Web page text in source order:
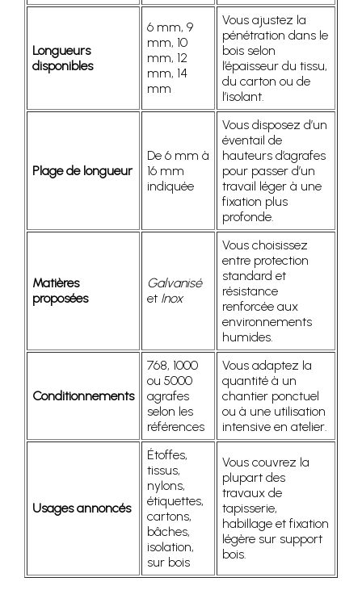
Longueurs
disponibles
6 mm, 9
mm, 10
mm, 12
mm, 14
mm
Vous ajustez la
pénétration dans le
bois selon
l’épaisseur du tissu,
du carton ou de
l’isolant.
Plage de longueur
De 6 mm à
16 mm
indiquée
Vous disposez d’un
éventail de
hauteurs d’agrafes
pour passer d’un
travail léger à une
fixation plus
profonde.
Matières
proposées
Galvanisé
et Inox
Vous choisissez
entre protection
standard et
résistance
renforcée aux
environnements
humides.
Conditionnements
768, 1000
ou 5000
agrafes
selon les
références
Vous adaptez la
quantité à un
chantier ponctuel
ou à une utilisation
intensive en atelier.
Usages annoncés
Étoffes,
tissus,
nylons,
étiquettes,
cartons,
bâches,
isolation,
sur bois
Vous couvrez la
plupart des
travaux de
tapisserie,
habillage et fixation
légère sur support
bois.